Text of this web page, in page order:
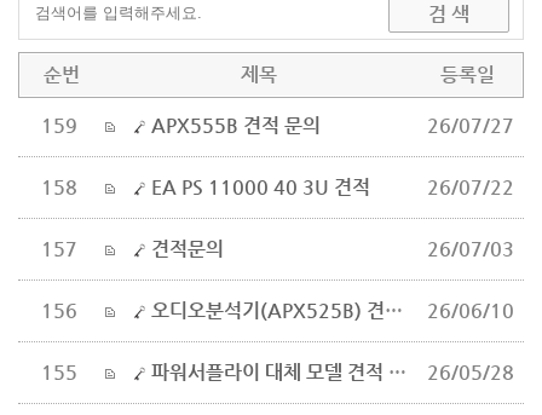
순번 제목 등록일
159 APX555B 견적 문의 26/07/27
158 EA PS 11000 40 3U 견적 26/07/22
157 견적문의 26/07/03
156 오디오분석기(APX525B) 견적문의 26/06/10
155 파워서플라이 대체 모델 견적 및 호환성 문의 26/05/28